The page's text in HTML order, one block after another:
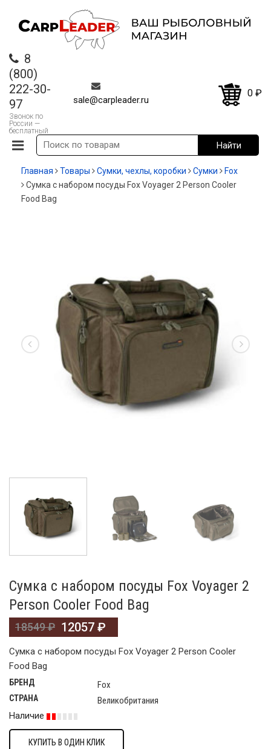
8
(800)
222-30-
97
Звонок по
России —
бесплатный
sale@carpleader.ru
0 ₽
Главная Товары Сумки, чехлы, коробки Cумки
Fox
Сумка с набором посуды Fox Voyager 2 Person Cooler
Food Bag
Сумка с набором посуды Fox Voyager 2
Person Cooler Food Bag
18549₽ 12057 ₽
Сумка с набором посуды Fox Voyager 2 Person Cooler
Food Bag
БРЕНД Fox
СТРАНА
Великобритания
Наличие
КУПИТЬ В ОДИН КЛИК